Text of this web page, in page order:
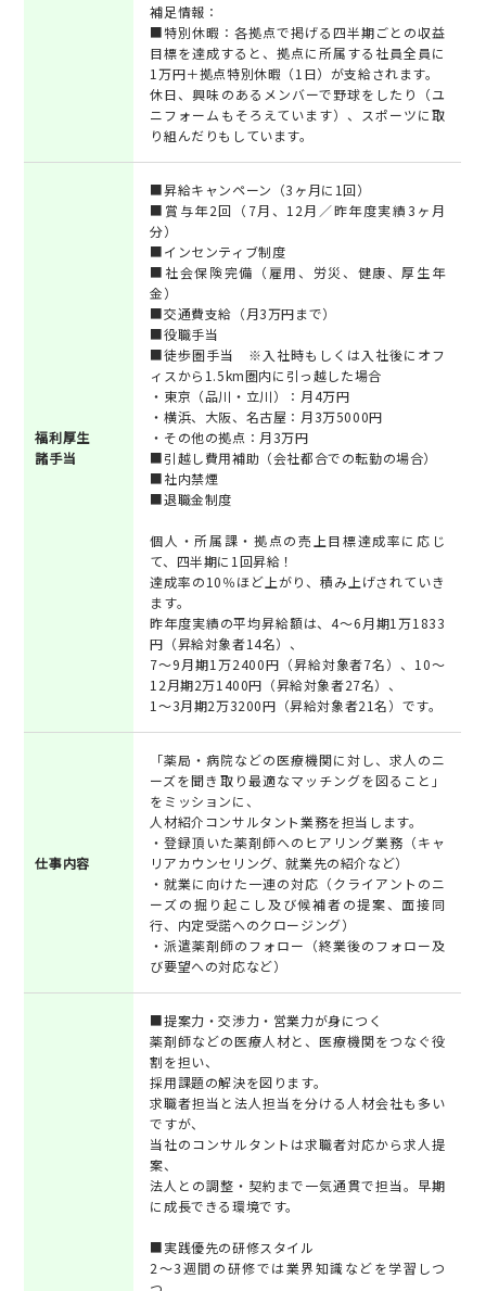
補足情報：
■特別休暇：各拠点で掲げる四半期ごとの収益
目標を達成すると、拠点に所属する社員全員に
1万円＋拠点特別休暇（1日）が支給されます。
休日、興味のあるメンバーで野球をしたり（ユ
ニフォームもそろえています）、スポーツに取
り組んだりもしています。
福利厚生
諸手当
■昇給キャンペーン（3ヶ月に1回）
■賞与年2回（7月、12月／昨年度実績3ヶ月
分）
■インセンティブ制度
■社会保険完備（雇用、労災、健康、厚生年
金）
■交通費支給（月3万円まで）
■役職手当
■徒歩圏手当 ※入社時もしくは入社後にオフ
ィスから1.5km圏内に引っ越した場合
・東京（品川・立川）：月4万円
・横浜、大阪、名古屋：月3万5000円
・その他の拠点：月3万円
■引越し費用補助（会社都合での転勤の場合）
■社内禁煙
■退職金制度
個人・所属課・拠点の売上目標達成率に応じ
て、四半期に1回昇給！
達成率の10％ほど上がり、積み上げされていき
ます。
昨年度実績の平均昇給額は、4～6月期1万1833
円（昇給対象者14名）、
7～9月期1万2400円（昇給対象者7名）、10～
12月期2万1400円（昇給対象者27名）、
1～3月期2万3200円（昇給対象者21名）です。
仕事内容
「薬局・病院などの医療機関に対し、求人のニ
ーズを聞き取り最適なマッチングを図ること」
をミッションに、
人材紹介コンサルタント業務を担当します。
・登録頂いた薬剤師へのヒアリング業務（キャ
リアカウンセリング、就業先の紹介など）
・就業に向けた一連の対応（クライアントのニ
ーズの掘り起こし及び候補者の提案、面接同
行、内定受諾へのクロージング）
・派遣薬剤師のフォロー（終業後のフォロー及
び要望への対応など）
■提案力・交渉力・営業力が身につく
薬剤師などの医療人材と、医療機関をつなぐ役
割を担い、
採用課題の解決を図ります。
求職者担当と法人担当を分ける人材会社も多い
ですが、
当社のコンサルタントは求職者対応から求人提
案、
法人との調整・契約まで一気通貫で担当。早期
に成長できる環境です。
■実践優先の研修スタイル
2～3週間の研修では業界知識などを学習しつ